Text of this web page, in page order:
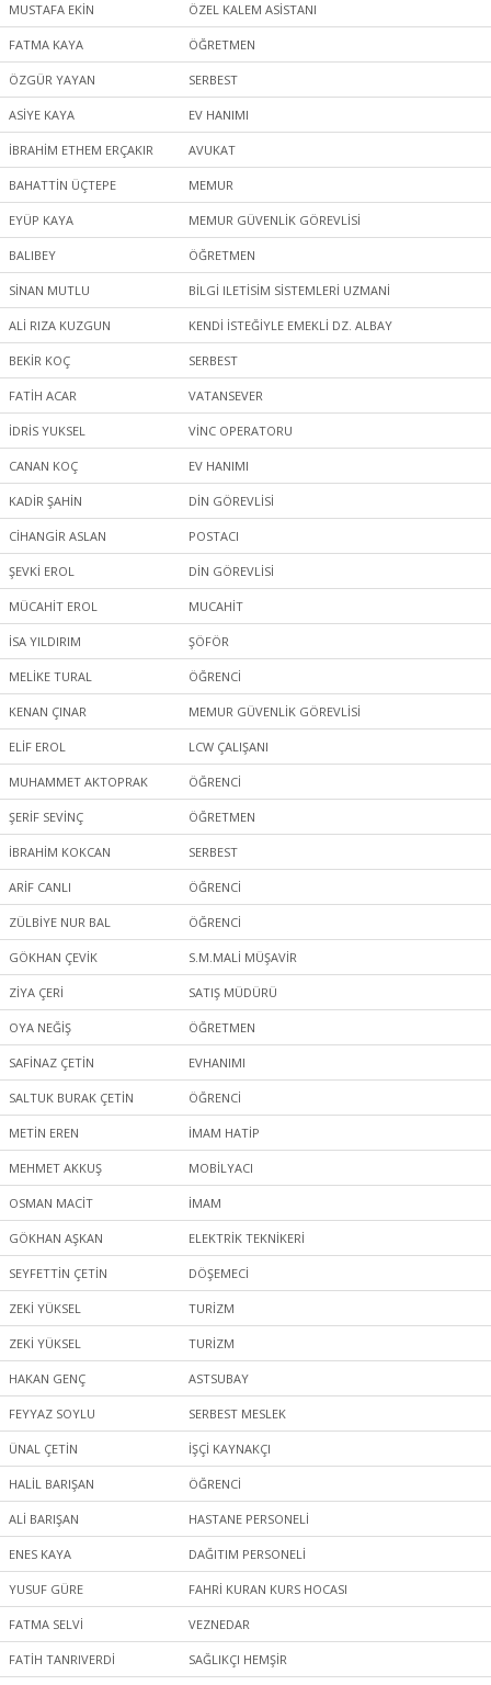
MUSTAFA EKİN ÖZEL KALEM ASİSTANI
FATMA KAYA ÖĞRETMEN
ÖZGÜR YAYAN SERBEST
ASİYE KAYA EV HANIMI
İBRAHİM ETHEM ERÇAKIR AVUKAT
BAHATTİN ÜÇTEPE MEMUR
EYÜP KAYA MEMUR GÜVENLİK GÖREVLİSİ
BALIBEY ÖĞRETMEN
SİNAN MUTLU BİLGİ ILETİSİM SİSTEMLERİ UZMANİ
ALİ RIZA KUZGUN KENDİ İSTEĞİYLE EMEKLİ DZ. ALBAY
BEKİR KOÇ SERBEST
FATİH ACAR VATANSEVER
İDRİS YUKSEL VİNC OPERATORU
CANAN KOÇ EV HANIMI
KADİR ŞAHİN DİN GÖREVLİSİ
CİHANGİR ASLAN POSTACI
ŞEVKİ EROL DİN GÖREVLİSİ
MÜCAHİT EROL MUCAHİT
İSA YILDIRIM ŞÖFÖR
MELİKE TURAL ÖĞRENCİ
KENAN ÇINAR MEMUR GÜVENLİK GÖREVLİSİ
ELİF EROL LCW ÇALIŞANI
MUHAMMET AKTOPRAK ÖĞRENCİ
ŞERİF SEVİNÇ ÖĞRETMEN
İBRAHİM KOKCAN SERBEST
ARİF CANLI ÖĞRENCİ
ZÜLBİYE NUR BAL ÖĞRENCİ
GÖKHAN ÇEVİK S.M.MALİ MÜŞAVİR
ZİYA ÇERİ SATIŞ MÜDÜRÜ
OYA NEĞİŞ ÖĞRETMEN
SAFİNAZ ÇETİN EVHANIMI
SALTUK BURAK ÇETİN ÖĞRENCİ
METİN EREN İMAM HATİP
MEHMET AKKUŞ MOBİLYACI
OSMAN MACİT İMAM
GÖKHAN AŞKAN ELEKTRİK TEKNİKERİ
SEYFETTİN ÇETİN DÖŞEMECİ
ZEKİ YÜKSEL TURİZM
ZEKİ YÜKSEL TURİZM
HAKAN GENÇ ASTSUBAY
FEYYAZ SOYLU SERBEST MESLEK
ÜNAL ÇETİN İŞÇİ KAYNAKÇI
HALİL BARIŞAN ÖĞRENCİ
ALİ BARIŞAN HASTANE PERSONELİ
ENES KAYA DAĞITIM PERSONELİ
YUSUF GÜRE FAHRİ KURAN KURS HOCASI
FATMA SELVİ VEZNEDAR
FATİH TANRIVERDİ SAĞLIKÇI HEMŞİR